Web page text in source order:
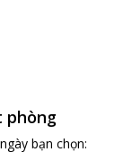
phòng
bạn chọn: